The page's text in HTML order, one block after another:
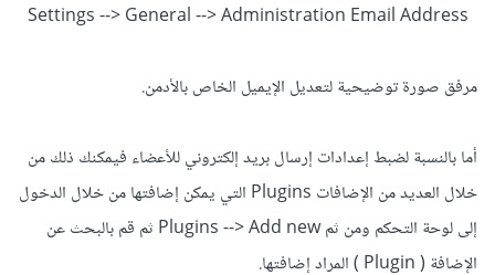
مرفق صورة توضيحية لتعديل الإيميل الخاص بالأدمن.
أما بالنسبة لضبط إعدادات إرسال بريد إلكتروني للأعضاء فيمكنك ذلك من
خلال العديد من الإضافات Plugins التي يمكن إضافتها من خلال الدخول
إلى لوحة التحكم ومن ثم Plugins --> Add new ثم قم بالبحث عن
الإضافة ( Plugin ) المراد إضافتها.